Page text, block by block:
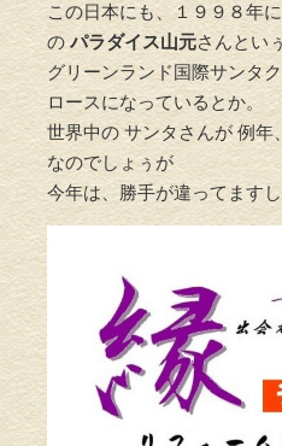
この日本にも、１９９８年
のパラダイス山元さんとい
グリーンランド国際サンタ
ロースになっているとか。
世界中の サンタさんが 例年
なのでしょぅが
今年は、勝手が違ってます